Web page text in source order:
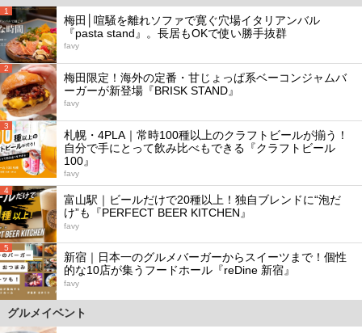
1
梅田│喧騒を離れソファで寛ぐ穴場イタリアンバル
『pasta stand』。長居もOKで使い勝手抜群
favy
2
梅田限定！海外の定番・甘じょっぱ系ベーコンジャムバ
ーガーが新登場『BRISK STAND』
favy
3
札幌・4PLA｜常時100種以上のクラフトビールが揃う！
自分で手にとって飲み比べもできる『クラフトビール
100』
favy
4
富山駅｜ビールだけで20種以上！独自ブレンドに“泡だ
け”も『PERFECT BEER KITCHEN』
favy
5
新宿｜日本一のグルメバーガーからスイーツまで！個性
的な10店が集うフードホール『reDine 新宿』
favy
グルメイベント